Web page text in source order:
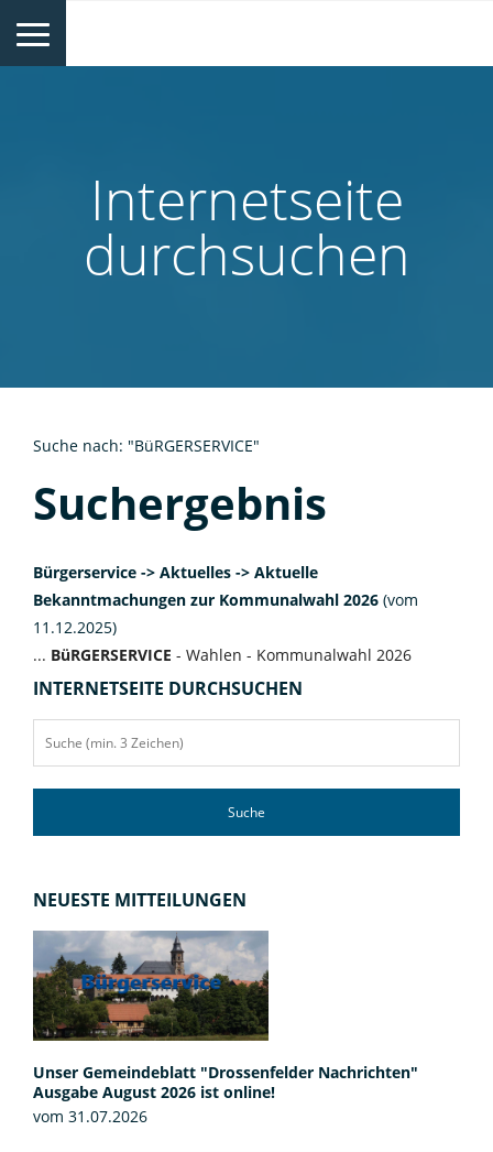
Internetseite
durchsuchen
Suche nach: "BüRGERSERVICE"
Suchergebnis
Bürgerservice -> Aktuelles -> Aktuelle
Bekanntmachungen zur Kommunalwahl 2026 (vom
11.12.2025)
... BüRGERSERVICE - Wahlen - Kommunalwahl 2026
INTERNETSEITE DURCHSUCHEN
Suche
NEUESTE MITTEILUNGEN
Unser Gemeindeblatt "Drossenfelder Nachrichten"
Ausgabe August 2026 ist online!
vom 31.07.2026